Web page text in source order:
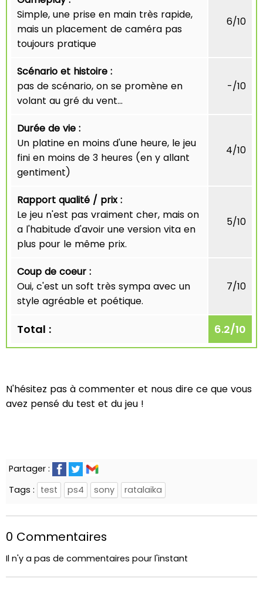
Simple, une prise en main très rapide,
mais un placement de caméra pas
toujours pratique
6/10
Scénario et histoire :
pas de scénario, on se promène en
volant au gré du vent...
-/10
Durée de vie :
Un platine en moins d'une heure, le jeu
fini en moins de 3 heures (en y allant
gentiment)
4/10
Rapport qualité / prix :
Le jeu n'est pas vraiment cher, mais on
a l'habitude d'avoir une version vita en
plus pour le même prix.
5/10
Coup de coeur :
Oui, c'est un soft très sympa avec un
style agréable et poétique.
7/10
Total : 6.2/10
N'hésitez pas à commenter et nous dire ce que vous
avez pensé du test et du jeu !
Partager :
Tags : test ps4 sony ratalaika
0 Commentaires
Il n'y a pas de commentaires pour l'instant